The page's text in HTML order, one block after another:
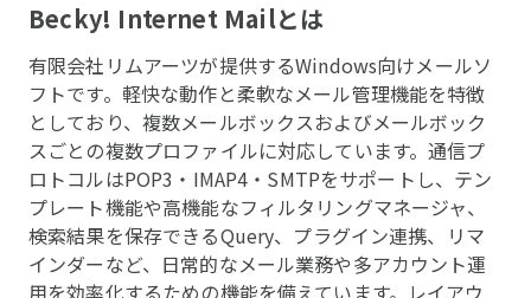
Becky! Internet Mailとは
有限会社リムアーツが提供するWindows向けメールソ
フトです。軽快な動作と柔軟なメール管理機能を特徴
としており、複数メールボックスおよびメールボック
スごとの複数プロファイルに対応しています。通信プ
ロトコルはPOP3・IMAP4・SMTPをサポートし、テン
プレート機能や高機能なフィルタリングマネージャ、
検索結果を保存できるQuery、プラグイン連携、リマ
インダーなど、日常的なメール業務や多アカウント運
用を効率化するための機能を備えています。レイアウ